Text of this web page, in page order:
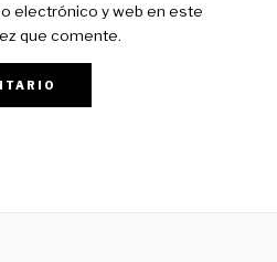
electrónico y web en este
que comente.